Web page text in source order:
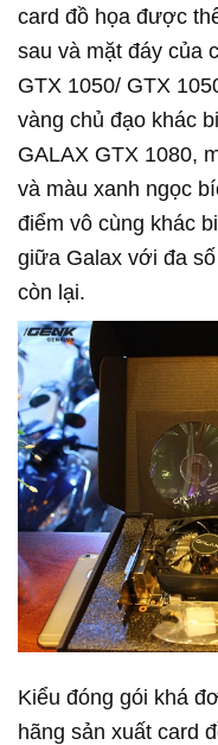
card đồ họa được
sau và mặt đáy của
GTX 1050/ GTX
vàng chủ đạo khác
GALAX GTX 1080,
và màu xanh ngọc
điểm vô cùng khác
giữa Galax với đa
còn lại.
Kiểu đóng gói khá
hãng sản xuất card